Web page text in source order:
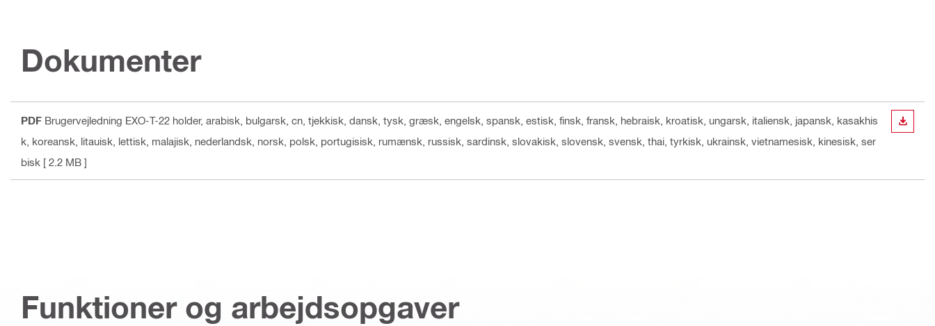
Dokumenter
PDF Brugervejledning EXO-T-22 holder, arabisk, bulgarsk, cn, tjekkisk, dansk, tysk, græsk, engelsk, spansk, estisk, finsk, fransk, hebraisk, kroatisk, ungarsk, italiensk, japansk, kasakhis
k, koreansk, litauisk, lettisk, malajisk, nederlandsk, norsk, polsk, portugisisk, rumænsk, russisk, sardinsk, slovakisk, slovensk, svensk, thai, tyrkisk, ukrainsk, vietnamesisk, kinesisk, ser
bisk [ 2.2 MB ]
Funktioner og arbejdsopgaver